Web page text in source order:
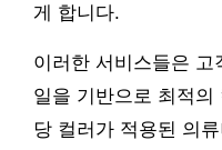
게 합니다.
이러한 서비스들은
일을 기반으로 최적의
당 컬러가 적용된 의